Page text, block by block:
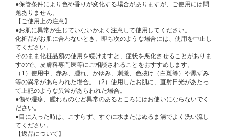
●保管条件により色や香りが変化する場合がありますが、ご使用には問
題ありません。
【ご使用上の注意】
●お肌に異常が生じていないかよく注意して使用してください。
化粧品がお肌に合わないとき、即ち次のような場合には、使用を中止し
てください。
そのまま化粧品類の使用を続けますと、症状を悪化させることがありま
すので、皮膚科専門医等にご相談されることをおすすめします。
（1）使用中、赤み、腫れ、かゆみ、刺激、色抜け（白斑等）や黒ずみ
等の異常があらわれた場合。（2）使用したお肌に、直射日光があたっ
て上記のような異常があらわれた場合。
●傷や湿疹、腫れものなど異常のあるところにはお使いにならないでく
ださい。
●目に入った時は、こすらず、すぐに水またはぬるま湯でよく洗い流し
てください。
【返品について】